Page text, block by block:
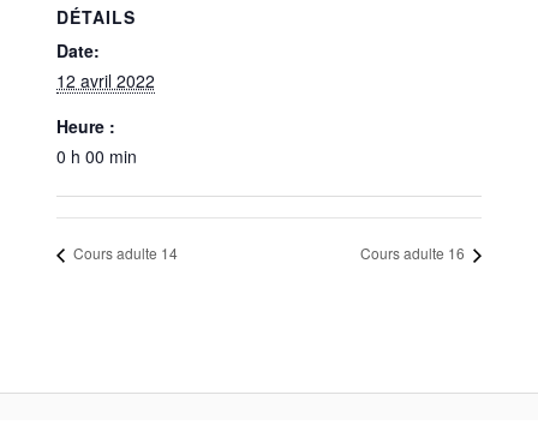
DÉTAILS
Date:
12 avril 2022
Heure :
0 h 00 min
Cours adulte 14 Cours adulte 16